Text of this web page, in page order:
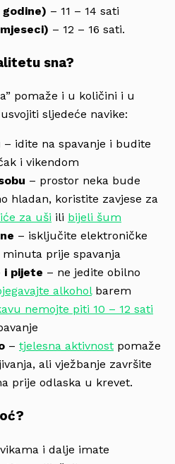
godine) – 11 – 14 sati
– 12 – 16 sati.
sna?
pomaže i u količini i u
sljedeće navike:
– idite na spavanje i budite
i vikendom
– prostor neka bude
hladan, koristite zavjese za
za uši ili bijeli šum
– isključite elektroničke
prije spavanja
i pijete – ne jedite obilno
alkoholbarem
nemojte piti 10 – 12 sati
– tjelesna aktivnost pomaže
ali vježbanje završite
prije odlaska u krevet.
i dalje imate